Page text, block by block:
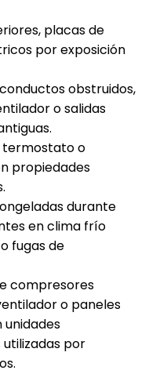
placas de
por exposición
obstruidos,
o salidas
termostato o
propiedades
durante
en clima frío
fugas de
compresores
o paneles
unidades
por